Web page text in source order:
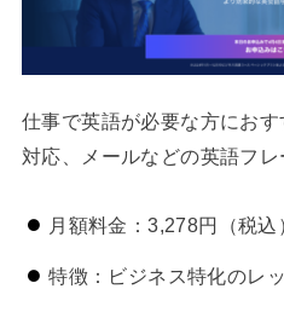
仕事で英語が必要な方にお
対応、メールなどの英語フレ
月額料金：3,278円（税込
特徴：ビジネス特化のレ